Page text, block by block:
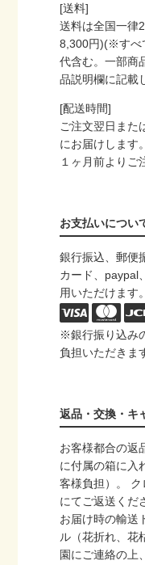
[送料]
送料は全国一律
8,300円)(※すべ
代含む。一部商
品説明欄に記載
[配送時間]
ご注文翌日また
にお届けします。
１ヶ月前よりご
お支払いについ
銀行振込、郵便
カード、paypal
用いただけます。
※銀行振り込み
負担いただきま
返品・交換・キ
お客様都合の返
に付属の箱に入
客様負担）。
にてご返送くだ
お届け時の輸送
ル（花折れ、花
園にご連絡の上